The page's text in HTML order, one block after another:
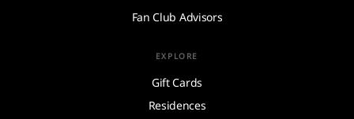
Fan Club Advisors
EXPLORE
Gift Cards
Residences